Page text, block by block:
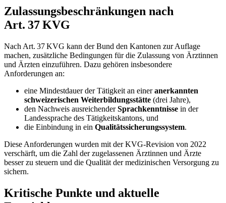
Zulassungsbeschränkungen nach
Art. 37 KVG
Nach Art. 37 KVG kann der Bund den Kantonen zur Auflage
machen, zusätzliche Bedingungen für die Zulassung von Ärztinnen
und Ärzten einzuführen. Dazu gehören insbesondere
Anforderungen an:
eine Mindestdauer der Tätigkeit an eineranerkannten
schweizerischen Weiterbildungsstätte (drei Jahre),
den Nachweis ausreichenderSprachkenntnisse in der
Landessprache des Tätigkeitskantons, und
die Einbindung in ein Qualitätssicherungssystem.
Diese Anforderungen wurden mit der KVG-Revision von 2022
verschärft, um die Zahl der zugelassenen Ärztinnen und Ärzte
besser zu steuern und die Qualität der medizinischen Versorgung zu
sichern.
Kritische Punkte und aktuelle